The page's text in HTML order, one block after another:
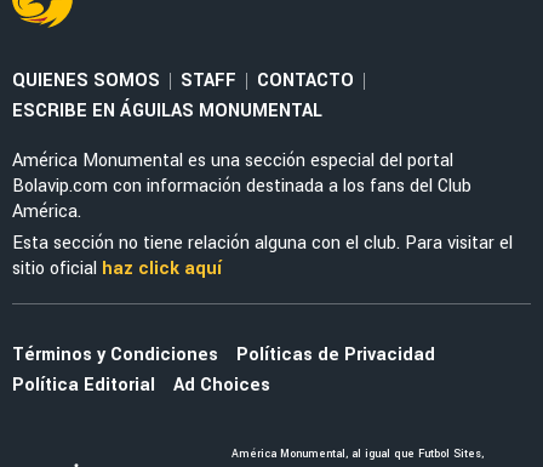
MERCADO
Cruzeiro volverá a la carga por Brian
Rodríguez y preparan una nueva oferta